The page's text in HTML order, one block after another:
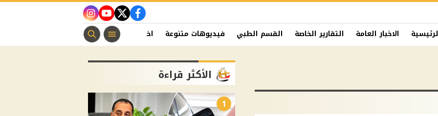
facebook
twitter
youtube
instagram
الاخبار العامة التقارير الخاصة القسم الطبي فيديوهات متنوعة اخبار الفن منوعات مسيحية
الأكثر قراءة
1